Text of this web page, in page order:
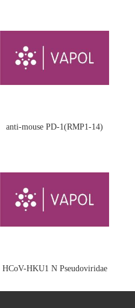
anti-mouse PD-1(RMP1-14)
HCoV-HKU1 N Pseudoviridae